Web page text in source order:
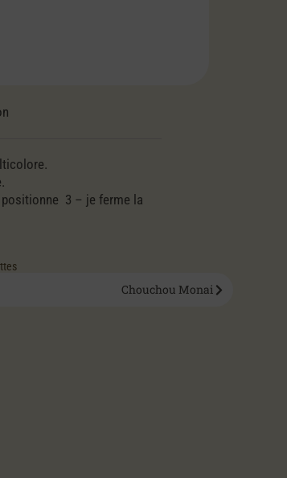
3 – je ferme la
Chouchou Monai